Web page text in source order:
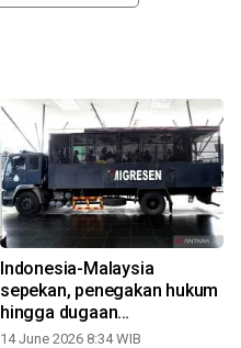
Indonesia-Malaysia
sepekan, penegakan hukum
hingga dugaan
penganiayaan ART
14 June 2026 8:34 WIB